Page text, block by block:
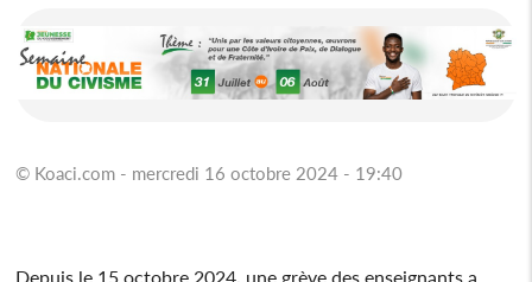
© Koaci.com - mercredi 16 octobre 2024 - 19:40
Depuis le 15 octobre 2024, une grève des enseignants a